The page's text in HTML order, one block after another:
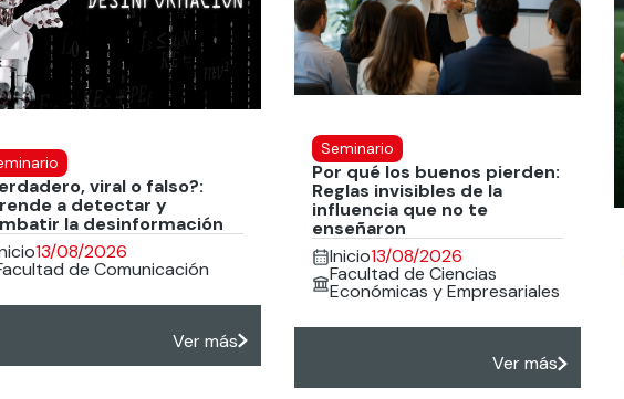
viral o falso?:
a detectar y
la desinformación
13/08/2026
de Comunicación
Ver más
Seminario
Por qué los buenos pierden:
Reglas invisibles de la
influencia que no te
enseñaron
Inicio13/08/2026
Facultad de Ciencias
Económicas y Empresariales
Ver más